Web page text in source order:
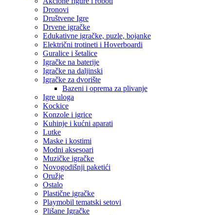
Dronovi
Društvene Igre
Drvene igračke
Edukativne igračke, puzle, bojanke
Električni trotineti i Hoverboardi
Guralice i šetalice
Igračke na baterije
Igračke na daljinski
‎Igračke za dvorište
Bazeni i oprema za plivanje
Igre uloga
Kockice
Konzole i igrice
Kuhinje i kućni aparati
Lutke
Maske i kostimi
Modni aksesoari
Muzičke igračke
Novogodišnji paketići
Oružje
Ostalo
Plastične igračke
Playmobil tematski setovi
Plišane Igračke